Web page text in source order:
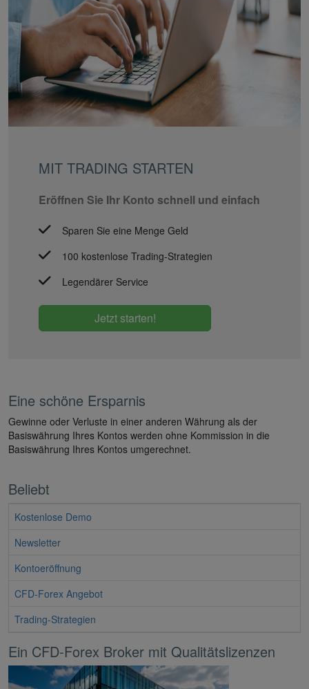
MIT TRADING STARTEN
Eröffnen Sie Ihr Konto schnell und einfach
Sparen Sie eine Menge Geld
100 kostenlose Trading-Strategien
Legendärer Service
Jetzt starten!
Eine schöne Ersparnis
Gewinne oder Verluste in einer anderen Währung als der
Basiswährung Ihres Kontos werden ohne Kommission in die
Basiswährung Ihres Kontos umgerechnet.
Beliebt
Kostenlose Demo
Newsletter
Kontoeröffnung
CFD-Forex Angebot
Trading-Strategien
Ein CFD-Forex Broker mit Qualitätslizenzen